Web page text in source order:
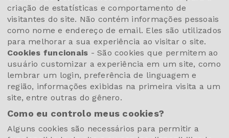
criação de estatísticas e comportamento de
visitantes do site. Não contém informações pessoais
como nome e endereço de email. Eles são utilizados
para melhorar a sua experiência ao visitar o site.
Cookies funcionais - São cookies que permitem ao
usuário customizar a experiência em um site, como
lembrar um login, preferência de linguagem e
região, informações exibidas na primeira visita a um
site, entre outras do gênero.
Como eu controlo meus cookies?
Alguns cookies são necessários para permitir a